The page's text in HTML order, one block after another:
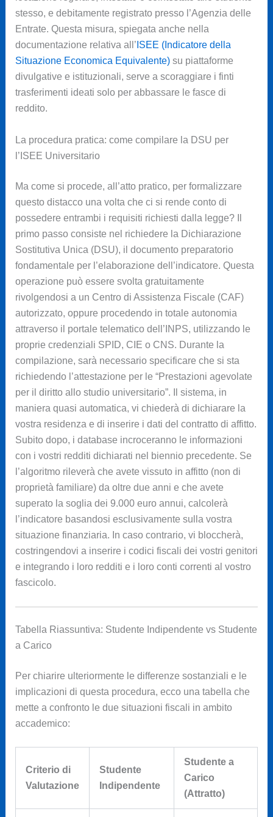
stesso, e debitamente registrato presso l’Agenzia delle
Entrate. Questa misura, spiegata anche nella
documentazione relativa all’ ISEE (Indicatore della
Situazione Economica Equivalente)su piattaforme
divulgative e istituzionali, serve a scoraggiare i finti
trasferimenti ideati solo per abbassare le fasce di
reddito.
La procedura pratica: come compilare la DSU per
l’ISEE Universitario
Ma come si procede, all’atto pratico, per formalizzare
questo distacco una volta che ci si rende conto di
possedere entrambi i requisiti richiesti dalla legge? Il
primo passo consiste nel richiedere la Dichiarazione
Sostitutiva Unica (DSU), il documento preparatorio
fondamentale per l’elaborazione dell’indicatore. Questa
operazione può essere svolta gratuitamente
rivolgendosi a un Centro di Assistenza Fiscale (CAF)
autorizzato, oppure procedendo in totale autonomia
attraverso il portale telematico dell’INPS, utilizzando le
proprie credenziali SPID, CIE o CNS. Durante la
compilazione, sarà necessario specificare che si sta
richiedendo l’attestazione per le “Prestazioni agevolate
per il diritto allo studio universitario”. Il sistema, in
maniera quasi automatica, vi chiederà di dichiarare la
vostra residenza e di inserire i dati del contratto di affitto.
Subito dopo, i database incroceranno le informazioni
con i vostri redditi dichiarati nel biennio precedente. Se
l’algoritmo rileverà che avete vissuto in affitto (non di
proprietà familiare) da oltre due anni e che avete
superato la soglia dei 9.000 euro annui, calcolerà
l’indicatore basandosi esclusivamente sulla vostra
situazione finanziaria. In caso contrario, vi bloccherà,
costringendovi a inserire i codici fiscali dei vostri genitori
e integrando i loro redditi e i loro conti correnti al vostro
fascicolo.
Tabella Riassuntiva: Studente Indipendente vs Studente
a Carico
Per chiarire ulteriormente le differenze sostanziali e le
implicazioni di questa procedura, ecco una tabella che
mette a confronto le due situazioni fiscali in ambito
accademico:
Criterio di
Valutazione
Studente
Indipendente
Studente a
Carico
(Attratto)